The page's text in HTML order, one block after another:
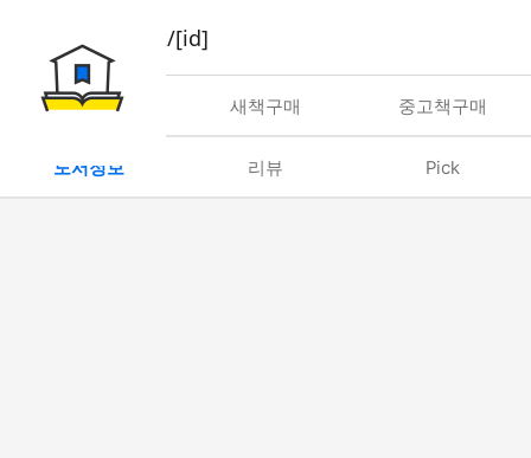
book/rent/[id]
대여 새책구매 중고책구매
도서정보 리뷰 Pick